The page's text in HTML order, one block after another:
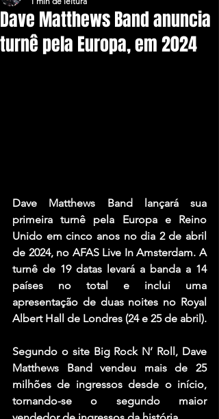
Dave Matthews Band anuncia
turnê pela Europa, em 2024
Dave Matthews Band lançará sua
primeira turnê pela Europa e Reino
Unido em cinco anos no dia 2 de abril
de 2024, no AFAS Live In Amsterdam. A
turnê de 19 datas levará a banda a 14
países no total e inclui uma
apresentação de duas noites no Royal
Albert Hall de Londres (24 e 25 de abril).
Segundo o site Big Rock N’ Roll, Dave
Matthews Band vendeu mais de 25
milhões de ingressos desde o início,
tornando-se o segundo maior